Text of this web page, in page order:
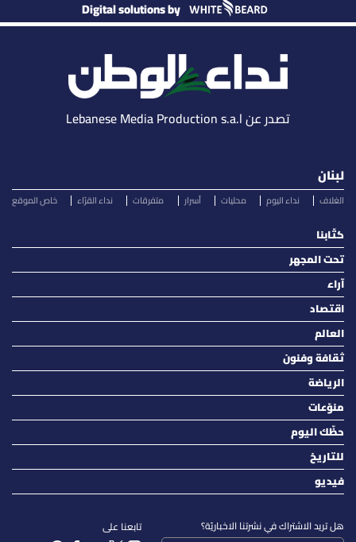
Digital solutions by
تصدر عن Lebanese Media Production s.a.l
لبنان
الغلاف نداء اليوم محليات أسرار متفرقات نداء القرّاء خاص الموقع
كتّابنا
تحت المجهر
آراء
اقتصاد
العالم
ثقافة وفنون
الرياضة
منوّعات
حظّك اليوم
للتاريخ
فيديو
هل تريد الاشتراك في نشرتنا الاخباريّة؟ تابعنا على